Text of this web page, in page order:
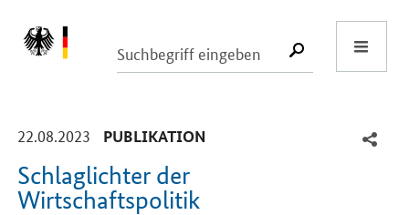
SUCHE
22.08.2023 -
PUBLIKATION
Schlaglichter der
Wirtschaftspolitik